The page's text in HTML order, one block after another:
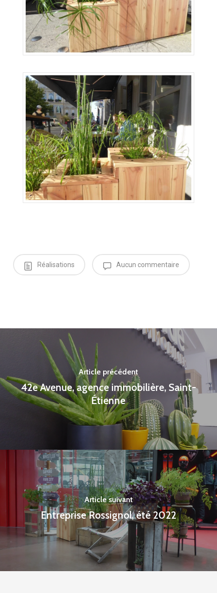
Réalisations Aucun commentaire
Article précédent
42e Avenue, agence immobilière, Saint-
Étienne
Article suivant
Entreprise Rossignol, été 2022